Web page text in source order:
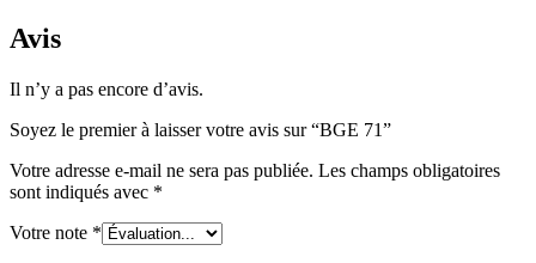
Avis
Il n’y a pas encore d’avis.
Soyez le premier à laisser votre avis sur “BGE 71”
Votre adresse e-mail ne sera pas publiée. Les champs obligatoires
sont indiqués avec *
Votre note *